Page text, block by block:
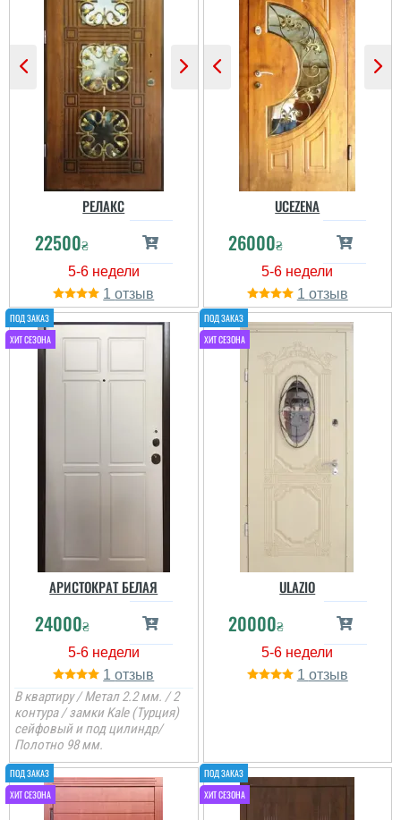
Надежда
Пользователь не
оставил комментариев
Артём
Пользователь не
Ксения
РЕЛАКС
22500₴
1
UCEZENA
26000₴
1
АРИСТОКРАТ БЕЛАЯ
24000₴
1
В квартиру / Метал 2.2 мм. / 2
контура / замки Kale (Турция)
сейфовый и под цилиндр/
Полотно 98 мм.
ULAZIO
20000₴
1